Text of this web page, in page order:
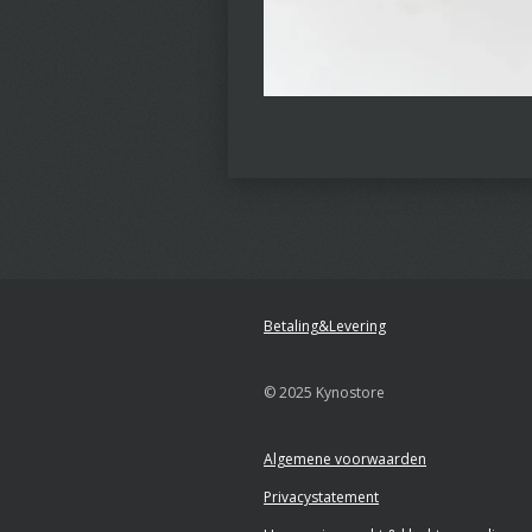
Betaling&Levering
© 2025 Kynostore
Algemene voorwaarden
Privacystatement